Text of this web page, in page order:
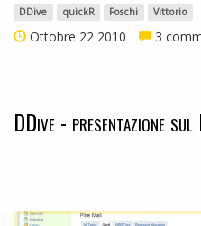
DDive quickR Foschi Vittorio
Ottobre 22 2010 3
DDive - presentazione